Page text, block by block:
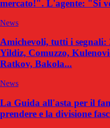
mercato!". L'agente: "Si
News
Amichevoli, tutti i segnali:
Yildiz, Comuzzo,
Ratkov, Bakola...
News
La Guida all'asta per il
prendere e la divisione